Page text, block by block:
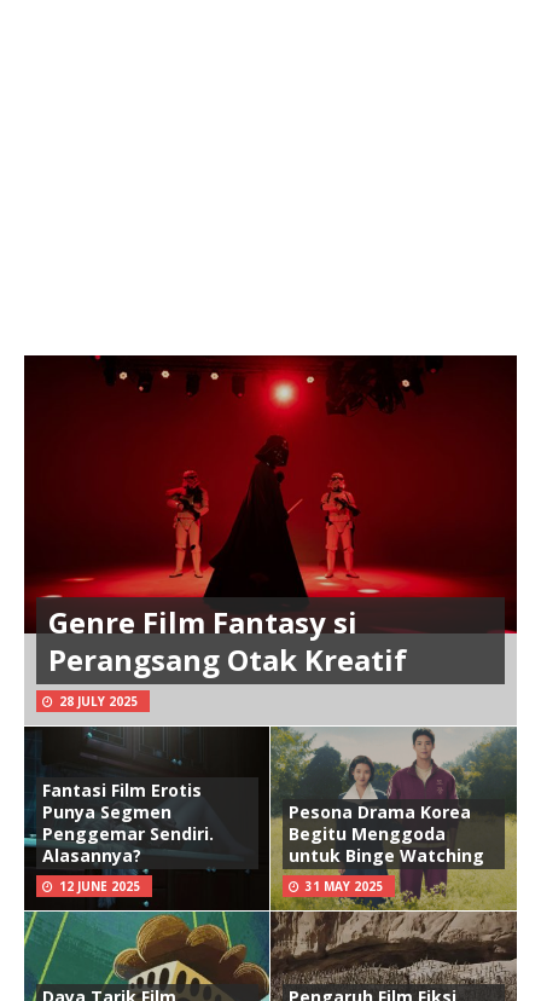
Genre Film Fantasy si
Perangsang Otak Kreatif
28 JULY 2025
Fantasi Film Erotis
Punya Segmen
Penggemar Sendiri.
Alasannya?
12 JUNE 2025
Pesona Drama Korea
Begitu Menggoda
untuk Binge Watching
31 MAY 2025